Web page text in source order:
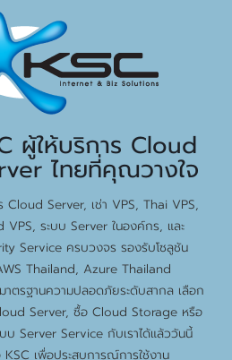
ผู้ให้บริการ Cloud
ไทยที่คุณวางใจ
Cloud Server, เช่า VPS, Thai VPS,
VPS, ระบบ Server ในองค์กร, และ
Service ครบวงจร รองรับโซลูชัน
Thailand, Azure Thailand
าตรฐานความปลอดภัยระดับสากล เลือก
Server, ซื้อ Cloud Storage หรือ
บ Server Service กับเราได้แล้ววันนี้
เพื่อประสบการณ์การใช้งาน